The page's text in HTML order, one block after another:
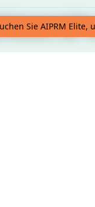
Erkennung
oder
Sie AIPRM Elite,